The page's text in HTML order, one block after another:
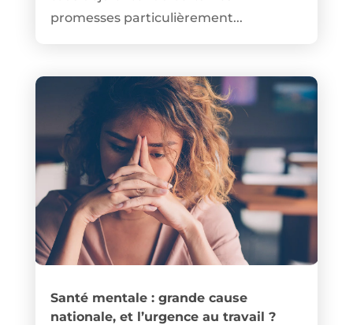
promesses particulièrement...
Santé mentale : grande cause
nationale, et l’urgence au travail ?